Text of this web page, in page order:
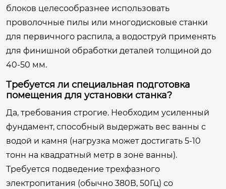
блоков целесообразнее использовать
проволочные пилы или многодисковые станки
для первичного распила, а водоструй применять
для финишной обработки деталей толщиной до
40-50 мм.
Требуется ли специальная подготовка
помещения для установки станка?
Да, требования строгие. Необходим усиленный
фундамент, способный выдержать вес ванны с
водой и камня (нагрузка может достигать 5-10
тонн на квадратный метр в зоне ванны).
Требуется подведение трехфазного
электропитания (обычно 380В, 50Гц) со